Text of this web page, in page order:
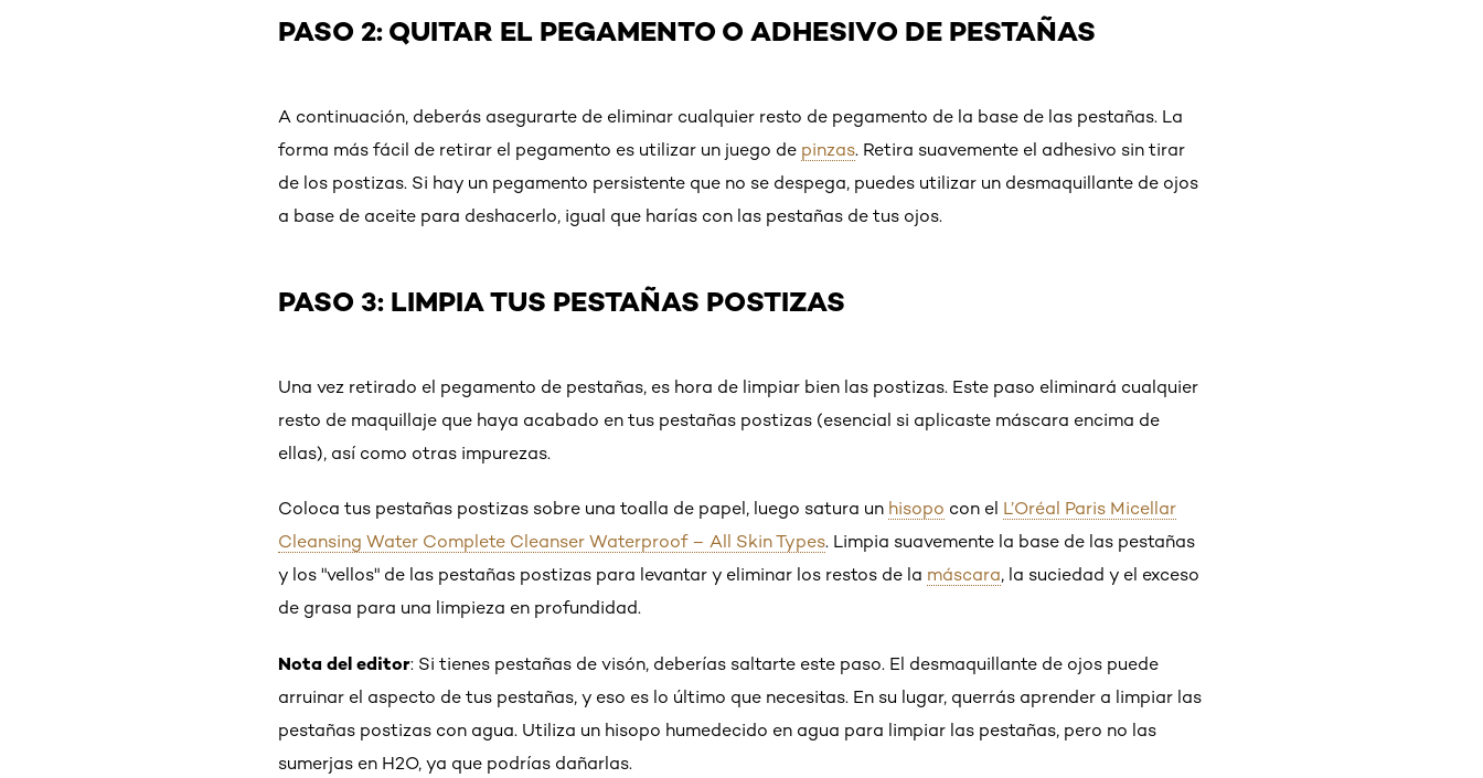
PASO 2: QUITAR EL PEGAMENTO O ADHESIVO DE PESTAÑAS
A continuación, deberás asegurarte de eliminar cualquier resto de pegamento de la base de las pestañas. La
forma más fácil de retirar el pegamento es utilizar un juego de pinzas. Retira suavemente el adhesivo sin tirar
de los postizas. Si hay un pegamento persistente que no se despega, puedes utilizar un desmaquillante de ojos
a base de aceite para deshacerlo, igual que harías con las pestañas de tus ojos.
PASO 3: LIMPIA TUS PESTAÑAS POSTIZAS
Una vez retirado el pegamento de pestañas, es hora de limpiar bien las postizas. Este paso eliminará cualquier
resto de maquillaje que haya acabado en tus pestañas postizas (esencial si aplicaste máscara encima de
ellas), así como otras impurezas.
Coloca tus pestañas postizas sobre una toalla de papel, luego satura un hisopo con el L’Oréal Paris Micellar
Cleansing Water Complete Cleanser Waterproof – All Skin Types. Limpia suavemente la base de las pestañas
y los "vellos" de las pestañas postizas para levantar y eliminar los restos de la máscara, la suciedad y el exceso
de grasa para una limpieza en profundidad.
Nota del editor: Si tienes pestañas de visón, deberías saltarte este paso. El desmaquillante de ojos puede
arruinar el aspecto de tus pestañas, y eso es lo último que necesitas. En su lugar, querrás aprender a limpiar las
pestañas postizas con agua. Utiliza un hisopo humedecido en agua para limpiar las pestañas, pero no las
sumerjas en H2O, ya que podrías dañarlas.